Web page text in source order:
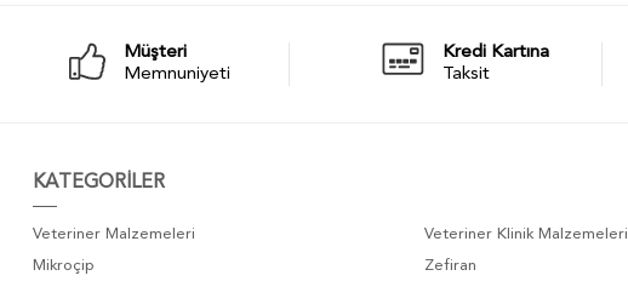
Müşteri
Memnuniyeti
Kredi Kartına
Taksit
KATEGORİLER
Veteriner Malzemeleri
Veteriner Klinik Malzemeleri
Mikroçip
Zefiran